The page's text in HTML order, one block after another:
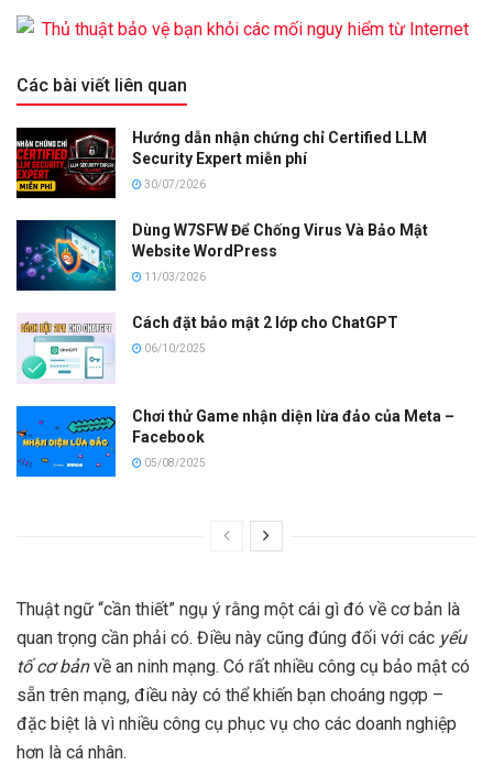
Các bài viết liên quan
Hướng dẫn nhận chứng chỉ Certified LLM
Security Expert miễn phí
30/07/2026
Dùng W7SFW Để Chống Virus Và Bảo Mật
Website WordPress
11/03/2026
Cách đặt bảo mật 2 lớp cho ChatGPT
06/10/2025
Chơi thử Game nhận diện lừa đảo của Meta –
Facebook
05/08/2025
Thuật ngữ “cần thiết” ngụ ý rằng một cái gì đó về cơ bản là
quan trọng cần phải có. Điều này cũng đúng đối với các yếu
tố cơ bảnvề an ninh mạng. Có rất nhiều công cụ bảo mật có
sẵn trên mạng, điều này có thể khiến bạn choáng ngợp –
đặc biệt là vì nhiều công cụ phục vụ cho các doanh nghiệp
hơn là cá nhân.